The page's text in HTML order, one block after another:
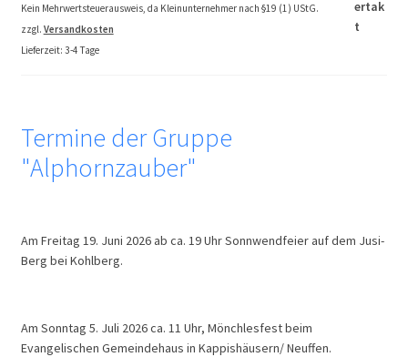
Kein Mehrwertsteuerausweis, da Kleinunternehmer nach §19 (1) UStG.
zzgl. Versandkosten
Lieferzeit: 3-4 Tage
Termine der Gruppe
"Alphornzauber"
Am Freitag 19. Juni 2026 ab ca. 19 Uhr Sonnwendfeier auf dem Jusi-
Berg bei Kohlberg.
Am Sonntag 5. Juli 2026 ca. 11 Uhr, Mönchlesfest beim
Evangelischen Gemeindehaus in Kappishäusern/ Neuffen.